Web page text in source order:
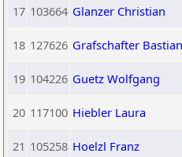
17 103664 Glanzer Christian
18 127626 Grafschafter Bastian
19 104226 Guetz Wolfgang
20 117100 Hiebler Laura
21 105258 Hoelzl Franz